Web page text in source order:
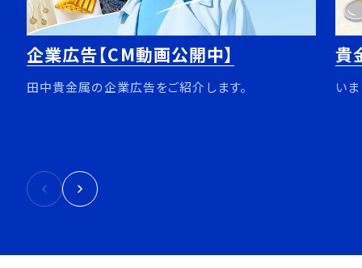
企業広告【CM動画公開中】
田中貴金属の企業広告をご紹介します。
貴
い